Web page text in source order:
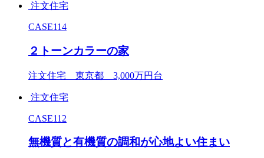
注文住宅
CASE114
２トーンカラーの家
注文住宅 東京都 3,000万円台
注文住宅
CASE112
無機質と有機質の調和が心地よい住まい